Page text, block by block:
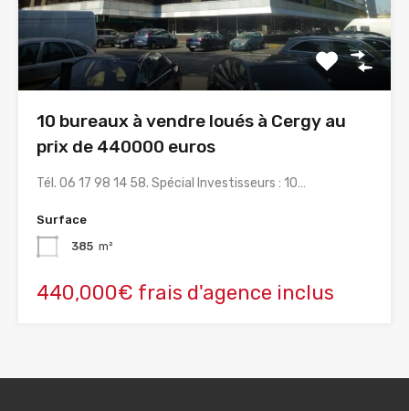
10 bureaux à vendre loués à Cergy au
prix de 440000 euros
Tél. 06 17 98 14 58. Spécial Investisseurs : 10…
Surface
385 m²
440,000€ frais d'agence inclus